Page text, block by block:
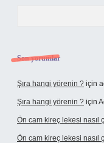
Son yorumlar
Şıra hangi yörenin ? için
Şıra hangi yörenin ? için
Ön cam kireç lekesi nasıl
Ön cam kireç lekesi nasıl